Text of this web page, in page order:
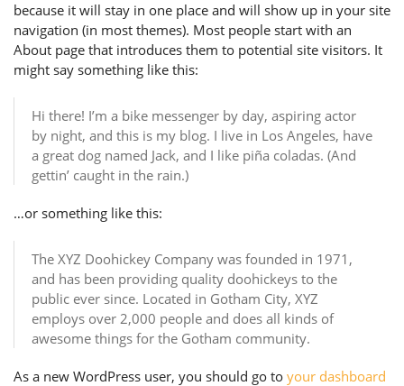
because it will stay in one place and will show up in your site
navigation (in most themes). Most people start with an
About page that introduces them to potential site visitors. It
might say something like this:
Hi there! I’m a bike messenger by day, aspiring actor
by night, and this is my blog. I live in Los Angeles, have
a great dog named Jack, and I like piña coladas. (And
gettin’ caught in the rain.)
…or something like this:
The XYZ Doohickey Company was founded in 1971,
and has been providing quality doohickeys to the
public ever since. Located in Gotham City, XYZ
employs over 2,000 people and does all kinds of
awesome things for the Gotham community.
As a new WordPress user, you should go to your dashboard